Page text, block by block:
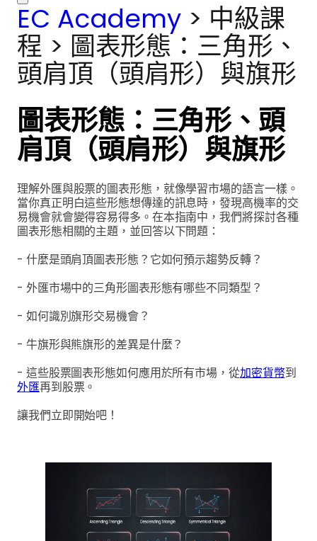
EC Academy > 中級課
程 > 圖表形態：三角形、
頭肩頂（頭肩形）與旗形
圖表形態：三角形、頭
肩頂（頭肩形）與旗形
理解外匯與股票的圖表形態，就像學習市場的語言一樣。
當你真正明白這些形態想傳達的訊息時，發現高機率的交
易機會就會變得容易得多。在本指南中，我們將探討各種
圖表形態相關的主題，並回答以下問題：
- 什麼是頭肩頂圖表形態？它如何預示趨勢反轉？
- 外匯市場中的三角形圖表形態有哪些不同類型？
- 如何識別旗形交易機會？
- 牛旗形與熊旗形的差異是什麼？
- 這些股票圖表形態如何應用於所有市場，從加密貨幣到
外匯再到股票。
讓我們立即開始吧！